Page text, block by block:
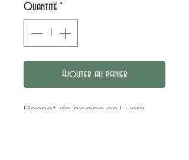
Quantité *
Ajouter au panier
Bonnet de piscine en Lycra